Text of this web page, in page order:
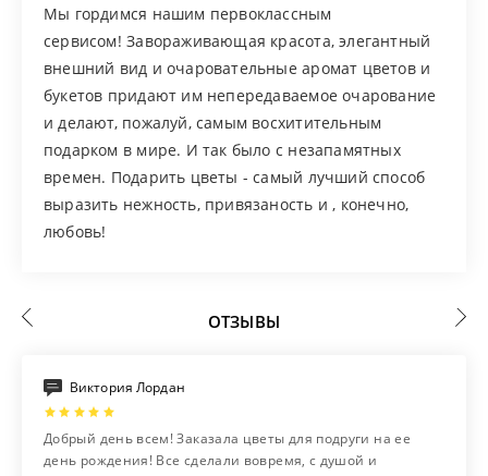
Мы гордимся нашим первоклассным
сервисом! Завораживающая красота, элегантный
внешний вид и очаровательные аромат цветов и
букетов придают им непередаваемое очарование
и делают, пожалуй, самым восхитительным
подарком в мире. И так было с незапамятных
времен. Подарить цветы - самый лучший способ
выразить нежность, привязаность и , конечно,
любовь!
ОТЗЫВЫ
Виктория Лордан
Добрый день всем! Заказала цветы для подруги на ее
день рождения! Все сделали вовремя, с душой и